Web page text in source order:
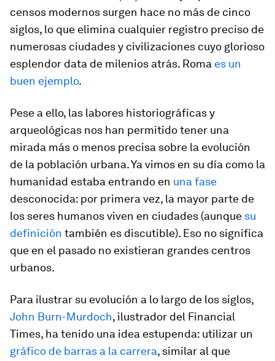
censos modernos surgen hace no más de cinco
siglos, lo que elimina cualquier registro preciso de
numerosas ciudades y civilizaciones cuyo glorioso
esplendor data de milenios atrás. Roma es un
buen ejemplo.
Pese a ello, las labores historiográficas y
arqueológicas nos han permitido tener una
mirada más o menos precisa sobre la evolución
de la población urbana. Ya vimos en su día como la
humanidad estaba entrando en una fase
desconocida: por primera vez, la mayor parte de
los seres humanos viven en ciudades (aunque su
definición también es discutible). Eso no significa
que en el pasado no existieran grandes centros
urbanos.
Para ilustrar su evolución a lo largo de los siglos,
John Burn-Murdoch, ilustrador del Financial
Times, ha tenido una idea estupenda: utilizar un
gráfico de barras a la carrera, similar al que